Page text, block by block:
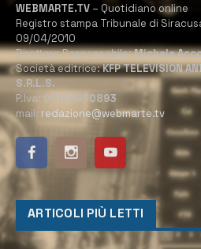
WEBMARTE.TV – Quotidiano online
Registro stampa Tribunale di
09/04/2010
Direttore Responsabile:Michele
Società editrice:KFP TELEVISION
S.R.L.S.
P.Iva: 02184950893
mail: redazione@webmarte.tv
ARTICOLI PIÙ LETTI